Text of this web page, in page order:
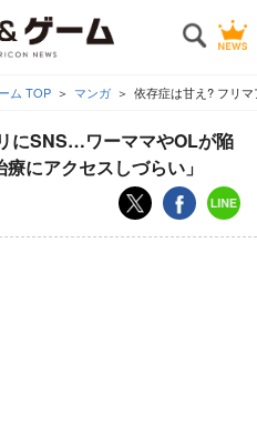
ム TOP マンガ 依存症は甘え? フリ
にSNS…ワーママやOLが陥
にアクセスしづらい」